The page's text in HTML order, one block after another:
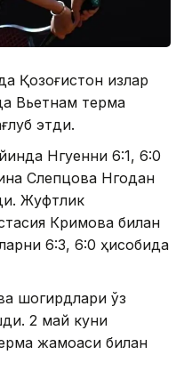
Қозоғистон қизлар
Вьетнам терма
этди.
Нгуенни 6:1, 6:0
Слепцова Нгодан
Жуфтлик
Кримова билан
6:3, 6:0 ҳисобида
шогирдлари ўз
2 май куни
жамоаси билан